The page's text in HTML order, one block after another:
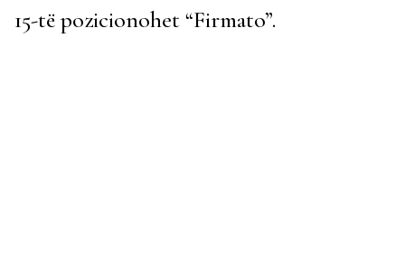
15-të pozicionohet “Firmato”.